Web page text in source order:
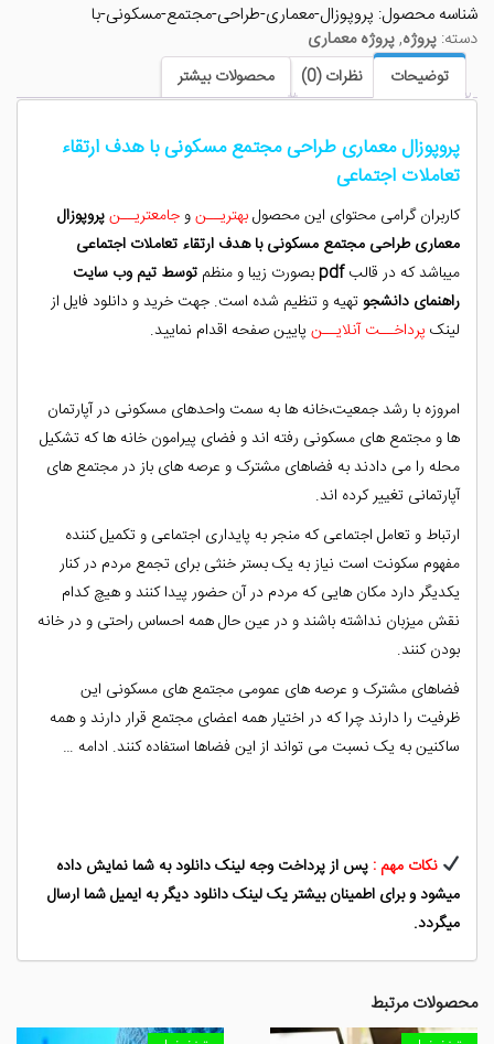
مسکونی
با
هدف
ارتقاء
اجتماعی
عدد
شناسه محصول: پروپوزال-معماری-طراحی-مجتمع-مسکونی-با
دسته: پروژه,پروژه معماری
توضیحات نظرات (0) محصولات بیشتر
پروپوزال معماری طراحی مجتمع مسکونی با هدف ارتقاء
تعاملات اجتماعی
کاربران گرامی محتوای این محصولبهتریــنو جامعتریــنپروپوزال
معماری طراحی مجتمع مسکونی با هدف ارتقاء تعاملات اجتماعی
میباشد که در قالبpdf بصورت زیبا و منظم توسط تیم وب سایت
راهنمای دانشجوتهیه و تنظیم شده است. جهت خرید و دانلود فایل از
لینک پرداخــت آنلایــن پایین صفحه اقدام نمایید.
امروزه با رشد جمعیت،خانه ها به سمت واحدهای مسکونی در آپارتمان
ها و مجتمع های مسکونی رفته اند و فضای پیرامون خانه ها که تشکیل
محله را می دادند به فضاهای مشترک و عرصه های باز در مجتمع های
آپارتمانی تغییر کرده اند.
ارتباط و تعامل اجتماعی که منجر به پایداری اجتماعی و تکمیل کننده
مفهوم سکونت است نیاز به یک بستر خنثی برای تجمع مردم در کنار
یکدیگر دارد مکان هایی که مردم در آن حضور پیدا کنند و هیچ کدام
نقش میزبان نداشته باشند و در عین حال همه احساس راحتی و در خانه
بودن کنند.
فضاهای مشترک و عرصه های عمومی مجتمع های مسکونی این
ظرفیت را دارند چرا که در اختیار همه اعضای مجتمع قرار دارند و همه
ساکنین به یک نسبت می تواند از این فضاها استفاده کنند. ادامه …
نکات مهم : پس از پرداخت وجه لینک دانلود به شما نمایش داده
میشود و برای اطمینان بیشتر یک لینک دانلود دیگر به ایمیل شما ارسال
میگردد.
محصولات مرتبط